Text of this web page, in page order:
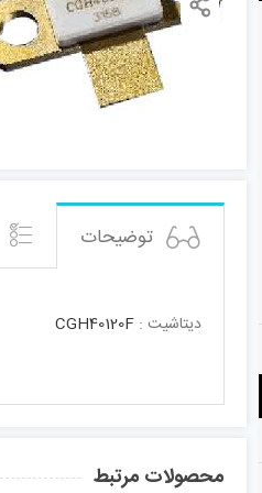
توضیحات
دیتاشیت : CGH40120F
محصولات مرتبط